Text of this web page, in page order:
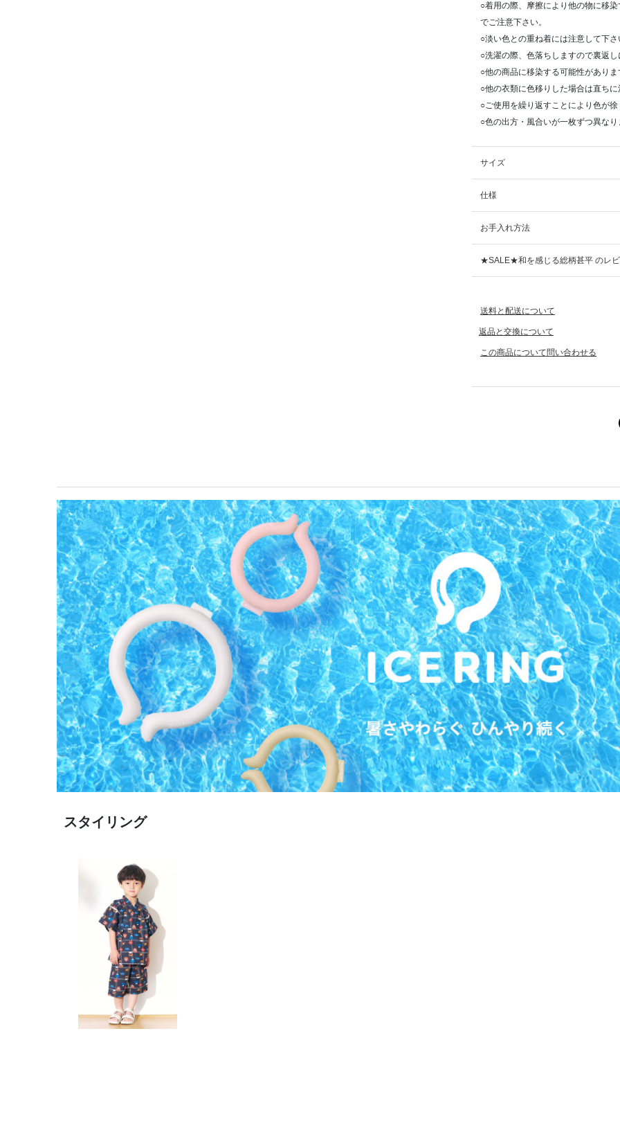
○着用の際、摩擦により他の物に移
でご注意下さい。
○淡い色との重ね着には注意して下さ
○洗濯の際、色落ちしますので裏返
○他の商品に移染する可能性があり
○他の衣類に色移りした場合は直ち
○ご使用を繰り返すことにより色が
○色の出方・風合いが一枚ずつ異な
サイズ
仕様
お手入れ方法
★SALE★和を感じる総柄甚平 のレ
送料と配送について
返品と交換について
この商品について問い合わせる
スタイリング